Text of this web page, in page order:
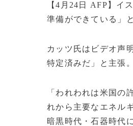
【4月24日 AFP】イ
準備ができている」
カッツ氏はビデオ声
特定済みだ」と主張。
「われわれは米国の
れから主要なエネル
暗黒時代・石器時代